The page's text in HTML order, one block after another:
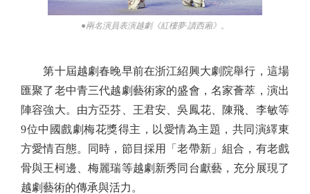
●兩名演員表演越劇《紅樓夢·讀西廂》。
第十屆越劇春晚早前在浙江紹興大劇院舉行，這場
匯聚了老中青三代越劇藝術家的盛會，名家薈萃，演出
陣容強大。由方亞芬、王君安、吳鳳花、陳飛、李敏等
9位中國戲劇梅花獎得主，以愛情為主題，共同演繹東
方愛情百態。同時，節目採用「老帶新」組合，有老戲
骨與王柯邊、梅麗瑞等越劇新秀同台獻藝，充分展現了
越劇藝術的傳承與活力。